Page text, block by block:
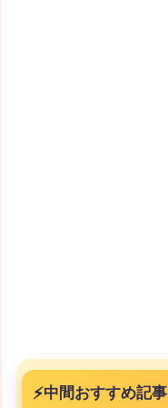
⚡中間おすすめ記事